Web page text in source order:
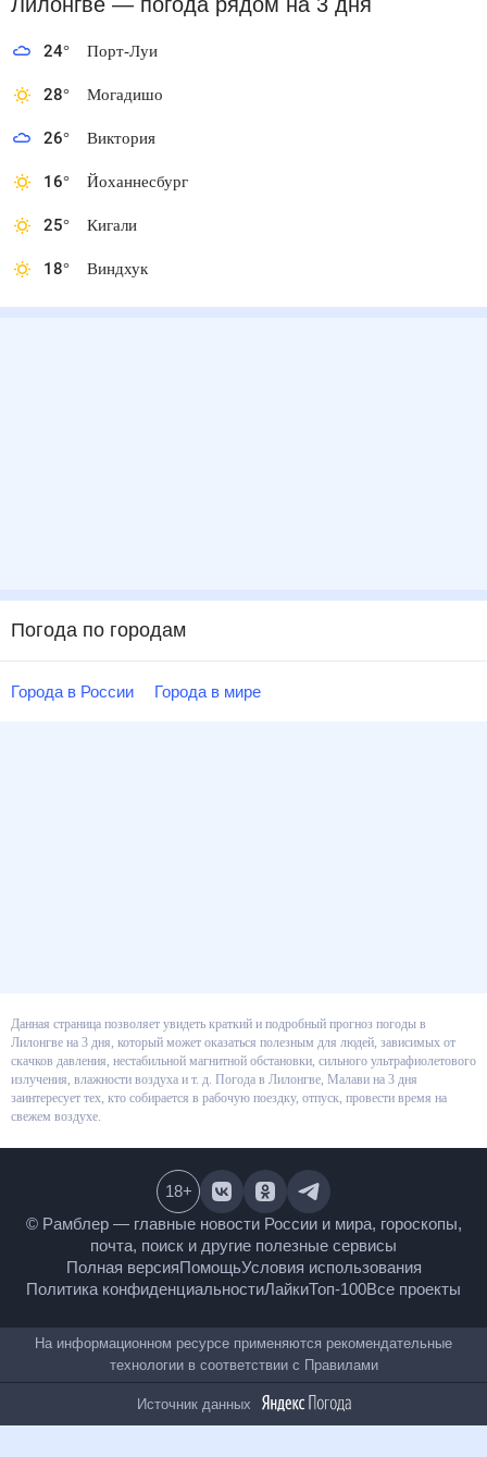
Лилонгве — погода рядомна 3 дня
24° Порт-Луи
28° Могадишо
26° Виктория
16° Йоханнесбург
25° Кигали
18° Виндхук
Погода по городам
Города в России Города в мире
Данная страница позволяет увидеть краткий и подробный прогноз
погоды в Лилонгве на 3 дня, который может оказаться полезным для
людей, зависимых от скачков давления, нестабильной магнитной
обстановки, сильного ультрафиолетового излучения, влажности воздуха
и т. д. Погода в Лилонгве, Малави на 3 дня заинтересует тех, кто
собирается в рабочую поездку, отпуск, провести время на свежем
© Рамблер — главные новости России и мира,
гороскопы, почта, поиск и другие полезные сервисы
Полная версияПомощьУсловия использования
Все проекты
18+
На информационном ресурсе применяются
рекомендательные технологии в соответствии с